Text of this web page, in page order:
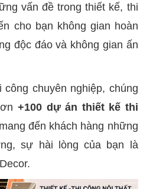
vấn đề trong thiết kế, thi
cho bạn không gian hoàn
độc đáo và không gian ấn
chuyên nghiệp, chúng
+100 dự án thiết kế thi
đến khách hàng những
sự hài lòng của bạn là